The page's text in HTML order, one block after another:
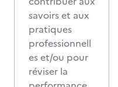
savoirs et aux
pratiques
professionnell
es et/ou pour
réviser la